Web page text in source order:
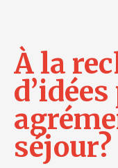
À la
séjour?